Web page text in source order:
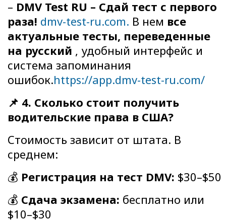
– DMV Test RU – Сдай тест с первого
раза! dmv-test-ru.com. В нем все
актуальные тесты, переведенные
на русский , удобный интерфейс и
система запоминания
ошибок.https://app.dmv-test-ru.com/
📌 4. Сколько стоит получить
водительские права в США?
Стоимость зависит от штата. В
среднем:
💰 Регистрация на тест DMV: $30–$50
💰 Сдача экзамена: бесплатно или
$10–$30